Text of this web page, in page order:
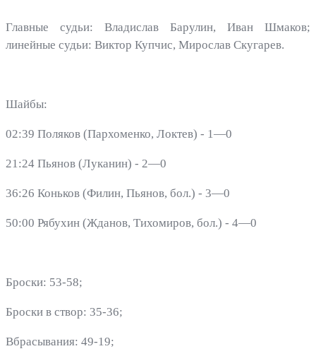
Главные судьи: Владислав Барулин, Иван Шмаков;
линейные судьи: Виктор Купчис, Мирослав Скугарев.
Шайбы:
02:39 Поляков (Пархоменко, Локтев) - 1—0
21:24 Пьянов (Луканин) - 2—0
36:26 Коньков (Филин, Пьянов, бол.) - 3—0
50:00 Рябухин (Жданов, Тихомиров, бол.) - 4—0
Броски: 53-58;
Броски в створ: 35-36;
Вбрасывания: 49-19;